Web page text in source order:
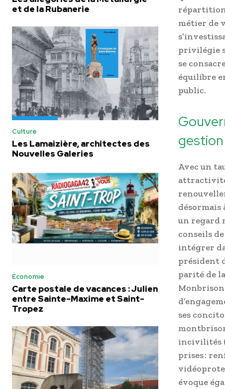
et de la Rubanerie
Culture
Les Lamaizière, architectes des
Nouvelles Galeries
Économie
Carte postale de vacances : Julien
entre Sainte-Maxime et Saint-
Tropez
répartition
métier de
privilégie
se
équilibre
public.
Avec un
attractivité
désormais
un regard
conseils
intégrer
président
parité de
Monbrison
ses
incivilités
prises :
évoque